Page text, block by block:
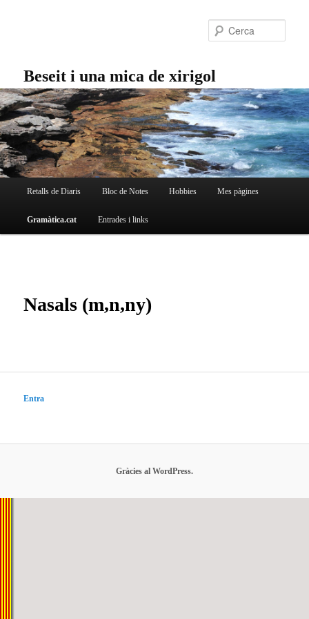
principalBeseit i una mica de xirigol
MenúRetalls de Diaris Bloc de Notes Hobbies Mes pàgines
Gramàtica.cat Entrades i links
Nasals (m,n,ny)
Entra
Gràcies al WordPress.